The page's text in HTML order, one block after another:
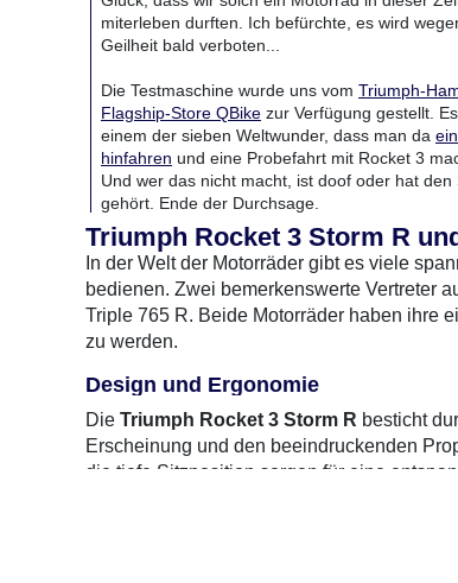
miterleben durften. Ich befürchte, es wird
Geilheit bald verboten...
Die Testmaschine wurde uns vom Triumph-
Flagship-Store QBike zur Verfügung gestellt.
einem der sieben Weltwunder, dass man da
hinfahren und eine Probefahrt mit Rocket 3
Und wer das nicht macht, ist doof oder hat den
gehört. Ende der Durchsage.
Triumph Rocket 3 Storm R
In der Welt der Motorräder gibt es viele
bedienen. Zwei bemerkenswerte Vertreter
Triple 765 R. Beide Motorräder haben ihre
zu werden.
Design und Ergonomie
Die Triumph Rocket 3 Storm R besticht
Erscheinung und den beeindruckenden
die tiefe Sitzposition sorgen für eine